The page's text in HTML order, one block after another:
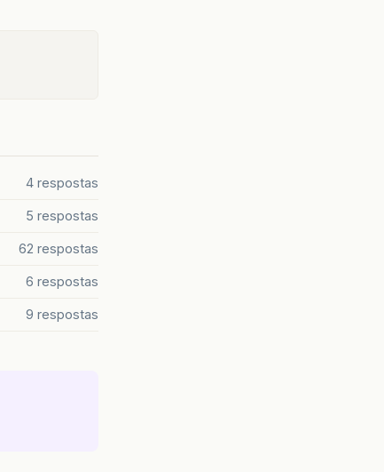
4 respostas
5 respostas
62 respostas
6 respostas
9 respostas